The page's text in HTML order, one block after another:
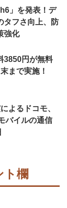
」を発表！デ
タフさ向上、防
強化
3850円が無料
まで実施！
よるドコモ、
バイルの通信
ト欄